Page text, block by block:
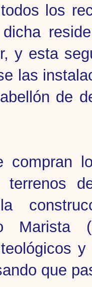
los
y esta
las
de
compran
terrenos
que